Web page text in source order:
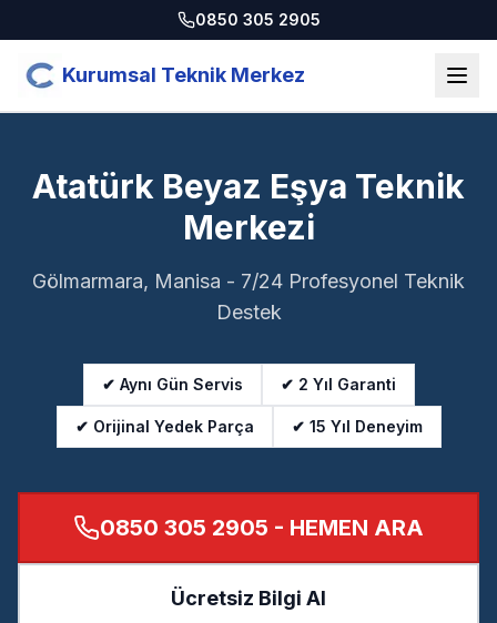
0850 305 2905
Kurumsal Teknik Merkez
Atatürk Beyaz Eşya Teknik
Merkezi
Gölmarmara, Manisa - 7/24 Profesyonel Teknik
Destek
✔ Aynı Gün Servis ✔ 2 Yıl Garanti
✔ Orijinal Yedek Parça ✔ 15 Yıl Deneyim
0850 305 2905 - HEMEN ARA
Ücretsiz Bilgi Al